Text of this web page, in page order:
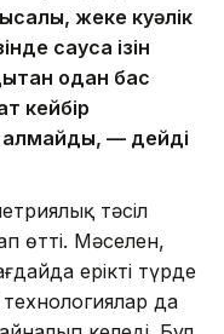
жеке куәлік
саусақ ізін
одан бас
кейбір
алмайды, — дейді
тәсіл
өтті. Мәселен,
ерікті түрде
да